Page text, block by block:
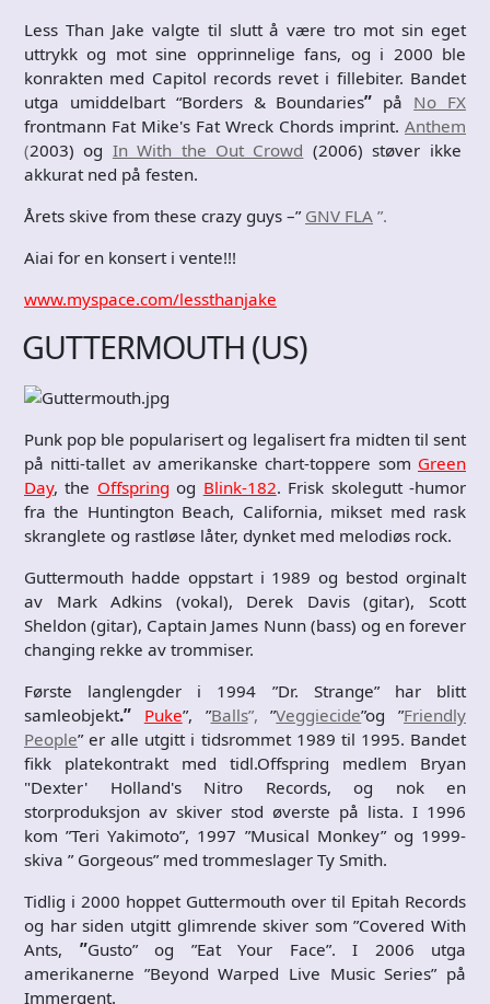
Less Than Jake valgte til slutt å være tro mot sin eget
uttrykk og mot sine opprinnelige fans, og i 2000 ble
konrakten med Capitol records revet i fillebiter. Bandet
utga umiddelbart “Borders & Boundaries” på No FX
frontmann Fat Mike's Fat Wreck Chords imprint. Anthem
(2003) og In With the Out Crowd (2006) støver ikke
akkurat ned på festen.
Årets skive from these crazy guys –” GNV FLA ”.
Aiai for en konsert i vente!!!
www.myspace.com/lessthanjake
GUTTERMOUTH (US)
Punk pop ble popularisert og legalisert fra midten til sent
på nitti-tallet av amerikanske chart-toppere som Green
Day, the Offspring og Blink-182. Frisk skolegutt -humor
fra the Huntington Beach, California, mikset med rask
skranglete og rastløse låter, dynket med melodiøs rock.
Guttermouth hadde oppstart i 1989 og bestod orginalt
av Mark Adkins (vokal), Derek Davis (gitar), Scott
Sheldon (gitar), Captain James Nunn (bass) og en forever
changing rekke av trommiser.
Første langlengder i 1994 ”Dr. Strange” har blitt
samleobjekt.” Puke”, ”Balls”, ”Veggiecide”og ”Friendly
People” er alle utgitt i tidsrommet 1989 til 1995. Bandet
fikk platekontrakt med tidl.Offspring medlem Bryan
"Dexter' Holland's Nitro Records, og nok en
storproduksjon av skiver stod øverste på lista. I 1996
kom ”Teri Yakimoto”, 1997 ”Musical Monkey” og 1999-
skiva ” Gorgeous” med trommeslager Ty Smith.
Tidlig i 2000 hoppet Guttermouth over til Epitah Records
og har siden utgitt glimrende skiver som ”Covered With
Ants, ”Gusto” og ”Eat Your Face”. I 2006 utga
amerikanerne ”Beyond Warped Live Music Series” på
Immergent.